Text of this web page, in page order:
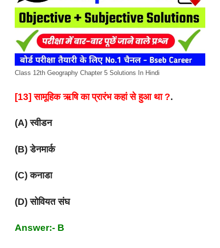
Class 12th Geography Chapter 5 Solutions In Hindi
[13] सामूहिक ऋषि का प्रारंभ कहां से हुआ था ?.
(A) स्वीडन
(B) डेनमार्क
(C) कनाडा
(D) सोवियत संघ
Answer:- B